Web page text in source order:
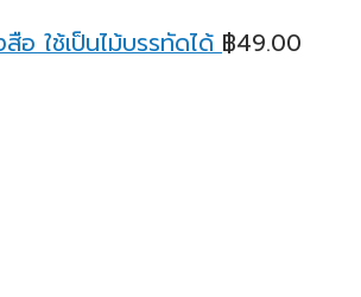
ใช้เป็นไม้บรรทัดได้ ฿49.00